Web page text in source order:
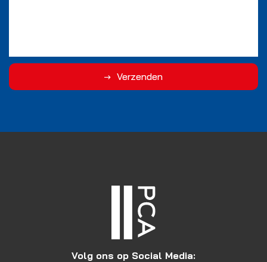
Verzenden
Volg ons op Social Media: